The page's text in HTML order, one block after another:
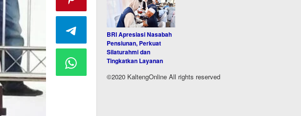
BRI Apresiasi Nasabah
Pensiunan, Perkuat
Silaturahmi dan
Tingkatkan Layanan
©2020 KaltengOnline All rights reserved